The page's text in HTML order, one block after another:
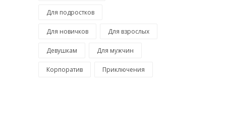
Для подростков
Для новичков Для взрослых
Девушкам Для мужчин
Корпоратив Приключения